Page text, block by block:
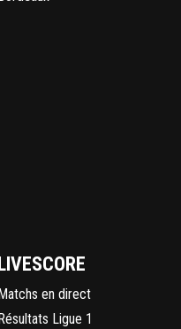
LIVESCORE
Matchs en direct
Résultats Ligue 1